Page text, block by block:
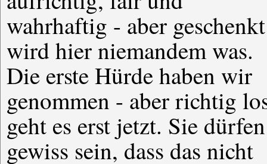
wahrhaftig - aber geschenkt
wird hier niemandem was.
Die erste Hürde haben wir
genommen - aber richtig
geht es erst jetzt. Sie dürfen
gewiss sein, dass das nicht